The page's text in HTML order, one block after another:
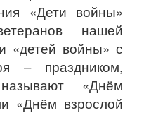
«Дети войны»
нашей
«детей войны» с
– праздником,
«Днём
«Днём взрослой